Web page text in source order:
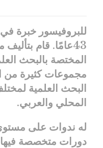
للبروفيسور خبرة في
43عامًا. قام
المختصة بالبحث
مجموعات كثيرة من
البحث العلمية
المحلي والعربي.
له ندوات على
دورات متخصصة